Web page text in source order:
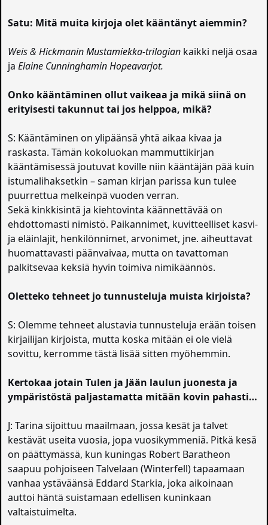
Satu: Mitä muita kirjoja olet kääntänyt aiemmin?
Weis & Hickmanin Mustamiekka-trilogian kaikki neljä osaa
jaElaine Cunninghamin Hopeavarjot.
Onko kääntäminen ollut vaikeaa ja mikä siinä on
erityisesti takunnut tai jos helppoa, mikä?
S: Kääntäminen on ylipäänsä yhtä aikaa kivaa ja
raskasta. Tämän kokoluokan mammuttikirjan
kääntämisessä joutuvat koville niin kääntäjän pää kuin
istumalihaksetkin – saman kirjan parissa kun tulee
puurrettua melkeinpä vuoden verran.
Sekä kinkkisintä ja kiehtovinta käännettävää on
ehdottomasti nimistö. Paikannimet, kuvitteelliset kasvi-
ja eläinlajit, henkilönnimet, arvonimet, jne. aiheuttavat
huomattavasti päänvaivaa, mutta on tavattoman
palkitsevaa keksiä hyvin toimiva nimikäännös.
Oletteko tehneet jo tunnusteluja muista kirjoista?
S: Olemme tehneet alustavia tunnusteluja erään toisen
kirjailijan kirjoista, mutta koska mitään ei ole vielä
sovittu, kerromme tästä lisää sitten myöhemmin.
Kertokaa jotain Tulen ja Jään laulun juonesta ja
ympäristöstä paljastamatta mitään kovin pahasti…
J: Tarina sijoittuu maailmaan, jossa kesät ja talvet
kestävät useita vuosia, jopa vuosikymmeniä. Pitkä kesä
on päättymässä, kun kuningas Robert Baratheon
saapuu pohjoiseen Talvelaan (Winterfell) tapaamaan
vanhaa ystäväänsä Eddard Starkia, joka aikoinaan
auttoi häntä suistamaan edellisen kuninkaan
valtaistuimelta.